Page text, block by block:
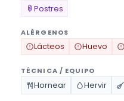
Postres
ALÉRGENOS
Lácteos Huevo
TÉCNICA / EQUIPO
Hornear Hervir